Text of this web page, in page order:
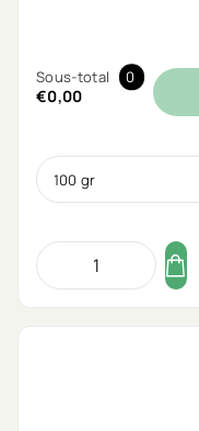
Sous-total 0
€0,00